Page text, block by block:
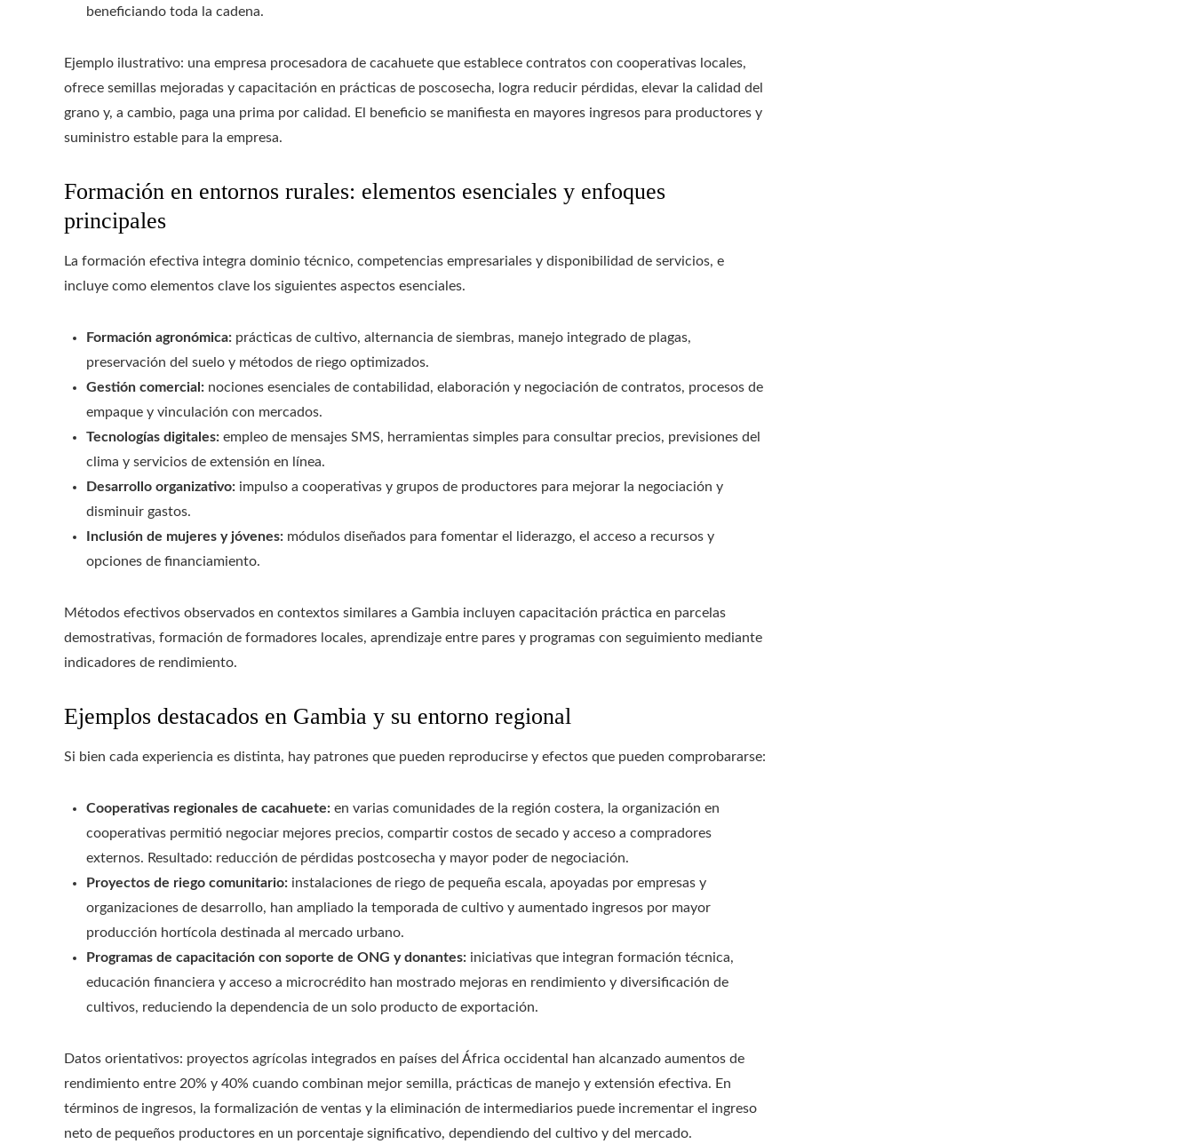
beneficiando toda la cadena.
Ejemplo ilustrativo: una empresa procesadora de cacahuete que establece contratos con cooperativas locales,
ofrece semillas mejoradas y capacitación en prácticas de poscosecha, logra reducir pérdidas, elevar la calidad del
grano y, a cambio, paga una prima por calidad. El beneficio se manifiesta en mayores ingresos para productores y
suministro estable para la empresa.
Formación en entornos rurales: elementos esenciales y enfoques
principales
La formación efectiva integra dominio técnico, competencias empresariales y disponibilidad de servicios, e
incluye como elementos clave los siguientes aspectos esenciales.
Formación agronómica: prácticas de cultivo, alternancia de siembras, manejo integrado de plagas,
preservación del suelo y métodos de riego optimizados.
Gestión comercial: nociones esenciales de contabilidad, elaboración y negociación de contratos, procesos de
empaque y vinculación con mercados.
Tecnologías digitales: empleo de mensajes SMS, herramientas simples para consultar precios, previsiones del
clima y servicios de extensión en línea.
Desarrollo organizativo: impulso a cooperativas y grupos de productores para mejorar la negociación y
disminuir gastos.
Inclusión de mujeres y jóvenes: módulos diseñados para fomentar el liderazgo, el acceso a recursos y
opciones de financiamiento.
Métodos efectivos observados en contextos similares a Gambia incluyen capacitación práctica en parcelas
demostrativas, formación de formadores locales, aprendizaje entre pares y programas con seguimiento mediante
indicadores de rendimiento.
Ejemplos destacados en Gambia y su entorno regional
Si bien cada experiencia es distinta, hay patrones que pueden reproducirse y efectos que pueden comprobararse:
Cooperativas regionales de cacahuete: en varias comunidades de la región costera, la organización en
cooperativas permitió negociar mejores precios, compartir costos de secado y acceso a compradores
externos. Resultado: reducción de pérdidas postcosecha y mayor poder de negociación.
Proyectos de riego comunitario: instalaciones de riego de pequeña escala, apoyadas por empresas y
organizaciones de desarrollo, han ampliado la temporada de cultivo y aumentado ingresos por mayor
producción hortícola destinada al mercado urbano.
Programas de capacitación con soporte de ONG y donantes: iniciativas que integran formación técnica,
educación financiera y acceso a microcrédito han mostrado mejoras en rendimiento y diversificación de
cultivos, reduciendo la dependencia de un solo producto de exportación.
Datos orientativos: proyectos agrícolas integrados en países del África occidental han alcanzado aumentos de
rendimiento entre 20% y 40% cuando combinan mejor semilla, prácticas de manejo y extensión efectiva. En
términos de ingresos, la formalización de ventas y la eliminación de intermediarios puede incrementar el ingreso
neto de pequeños productores en un porcentaje significativo, dependiendo del cultivo y del mercado.